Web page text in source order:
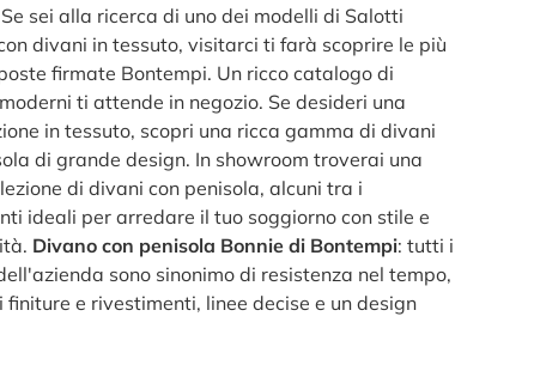
sei alla ricerca di uno dei modelli di Salotti
divani in tessuto, visitarci ti farà scoprire le più
firmate Bontempi. Un ricco catalogo di
ti attende in negozio. Se desideri una
in tessuto, scopri una ricca gamma di divani
di grande design. In showroom troverai una
di divani con penisola, alcuni tra i
ideali per arredare il tuo soggiorno con stile e
Divano con penisola Bonnie di Bontempi: tutti i
sono sinonimo di resistenza nel tempo,
e rivestimenti, linee decise e un design